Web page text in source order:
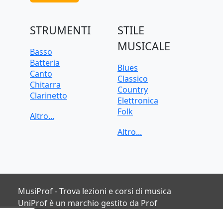
STRUMENTI
Basso
Batteria
Canto
Chitarra
Clarinetto
Pianoforte
Ukulele
Violoncello
STILE
MUSICALE
Blues
Classico
Country
Elettronica
Folk
Jazz
MusiProf - Trova lezioni e corsi di musica
UniProf è un marchio gestito da Prof